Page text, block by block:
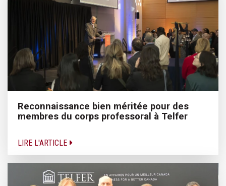
Reconnaissance bien méritée pour des
membres du corps professoral à Telfer
LIRE L'ARTICLE